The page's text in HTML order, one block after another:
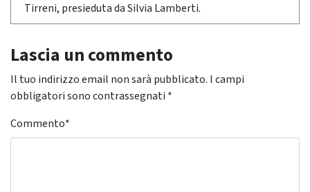
Tirreni, presieduta da Silvia Lamberti.
Lascia un commento
Il tuo indirizzo email non sarà pubblicato. I campi
obbligatori sono contrassegnati *
Commento*